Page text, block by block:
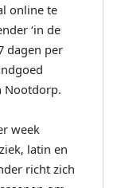
online te
‘in de
dagen per
Nootdorp.
week
latin en
richt zich